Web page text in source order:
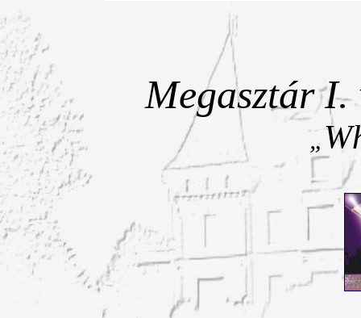
Megasztár I.
„